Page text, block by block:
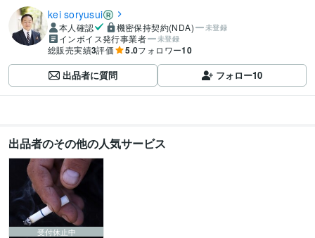
kei soryusui
本人確認 機密保持契約(NDA) 未登録
インボイス発行事業者 未登録
総販売実績3評価 5.0フォロワー10
出品者に質問 フォロー10
出品者のその他の人気サービス
受付休止中